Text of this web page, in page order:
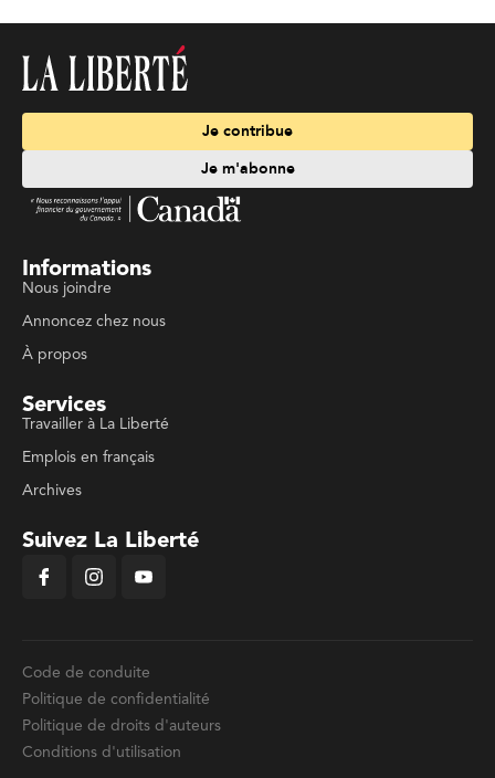
Je contribue
Je m'abonne
Informations
Nous joindre
Annoncez chez nous
À propos
Services
Travailler à La Liberté
Emplois en français
Archives
Suivez La Liberté
Code de conduite
Politique de confidentialité
Politique de droits d'auteurs
Conditions d'utilisation